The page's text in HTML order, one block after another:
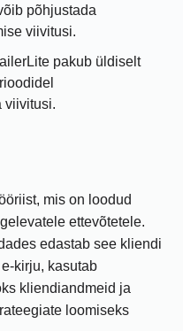
põhjustada
viivitusi.
pakub üldiselt
viivitusi.
mis on loodud
ettevõtetele.
edastab see kliendi
kirju, kasutab
kliendiandmeid ja
loomiseks